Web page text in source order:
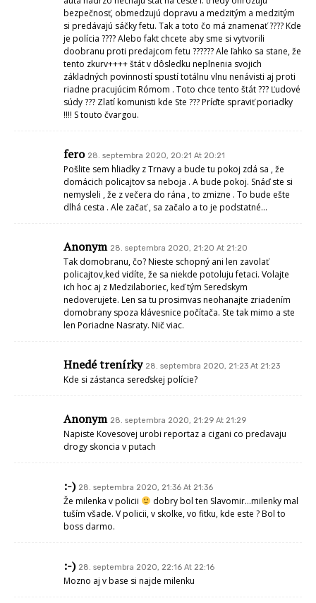
bezpečnosť, obmedzujú dopravu a medzitým a medzitým
si predávajú sáčky fetu. Tak a toto čo má znamenať ???? Kde
je polícia ???? Alebo fakt chcete aby sme si vytvorili
doobranu proti predajcom fetu ?????? Ale ľahko sa stane, že
tento zkurv++++ štát v dôsledku neplnenia svojich
základných povinností spustí totálnu vlnu nenávisti aj proti
riadne pracujúcim Rómom . Toto chce tento štát ??? Ľudové
súdy ??? Zlatí komunisti kde Ste ??? Príďte spraviť poriadky
!!!! S touto čvargou.
fero 28. septembra 2020, 20:21 At 20:21
Pošlite sem hliadky z Trnavy a bude tu pokoj zdá sa , že
domácich policajtov sa neboja . A bude pokoj. Snáď ste si
nemysleli , že z večera do rána , to zmizne . To bude ešte
dlhá cesta . Ale začať , sa začalo a to je podstatné…
Anonym 28. septembra 2020, 21:20 At 21:20
Tak domobranu, čo? Nieste schopný ani len zavolať
policajtov,ked vidíte, že sa niekde potoluju fetaci. Volajte
ich hoc aj z Medzilaboriec, keď tým Seredskym
nedoverujete. Len sa tu prosimvas neohanajte zriadením
domobrany spoza klávesnice počítača. Ste tak mimo a ste
len Poriadne Nasraty. Nič viac.
Hnedé trenírky 28. septembra 2020, 21:23 At 21:23
Kde si zástanca sereďskej polície?
Anonym 28. septembra 2020, 21:29 At 21:29
Napiste Kovesovej urobi reportaz a cigani co predavaju
drogy skoncia v putach
:-) 28. septembra 2020, 21:36 At 21:36
Že milenka v policii
dobry bol ten Slavomir…milenky mal
tuším všade. V policii, v skolke, vo fitku, kde este ? Bol to
boss darmo.
:-) 28. septembra 2020, 22:16 At 22:16
Mozno aj v base si najde milenku